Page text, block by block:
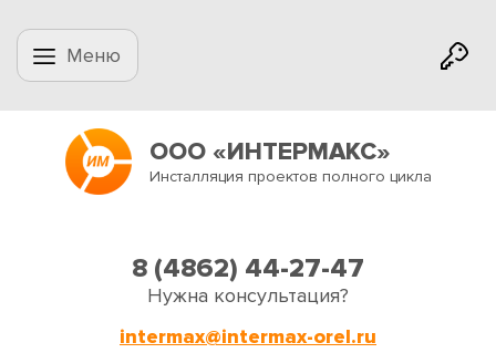
Меню
ООО «ИНТЕРМАКС»
Инсталляция проектов полного цикла
8 (4862) 44-27-47
Нужна консультация?
intermax@intermax-orel.ru